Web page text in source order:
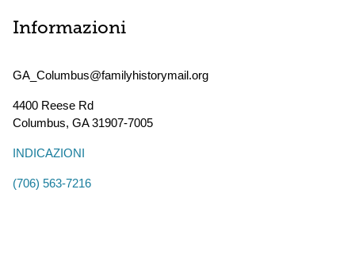
Informazioni
GA_Columbus@familyhistorymail.org
4400 Reese Rd
Columbus, GA31907-7005
INDICAZIONI
(706) 563-7216